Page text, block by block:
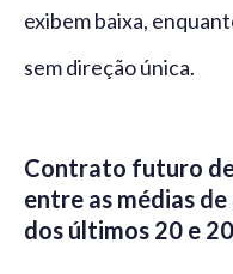
exibem baixa,
sem direção única.
Contrato futuro
entre as médias
dos últimos 20 e